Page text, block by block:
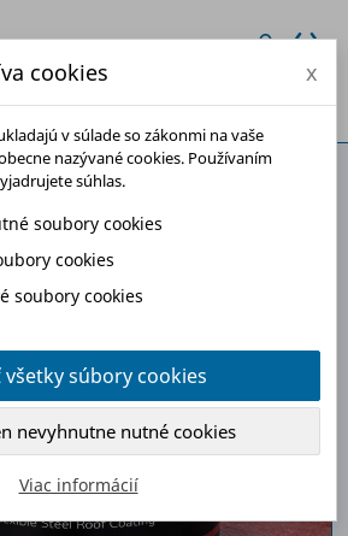
 
cookies x
v súlade so zákonmi na vaše
nazývané cookies. Používaním
súhlas.
soubory cookies
cookies
soubory cookies
všetky súbory cookies
nevyhnutne nutné cookies
Viac informácií